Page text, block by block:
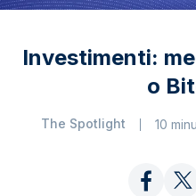
Investimenti:
o
The Spotlight 10